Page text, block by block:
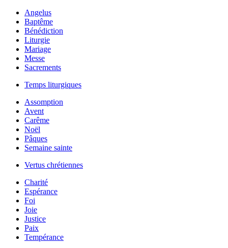
Angelus
Baptême
Bénédiction
Liturgie
Mariage
Messe
Sacrements
Temps liturgiques
Assomption
Avent
Carême
Noël
Pâques
Semaine sainte
Vertus chrétiennes
Charité
Espérance
Foi
Joie
Justice
Paix
Tempérance